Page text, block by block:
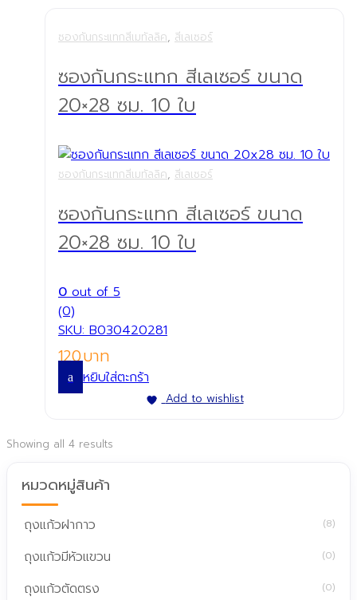
ซองกันกระแทกสีเมทัลลิค, สีเลเซอร์
ซองกันกระแทก สีเลเซอร์ ขนาด
20×28 ซม. 10 ใบ
ซองกันกระแทกสีเมทัลลิค, สีเลเซอร์
ซองกันกระแทก สีเลเซอร์ ขนาด
20×28 ซม. 10 ใบ
0out of 5
(0)
SKU: B030420281
120
หยิบใส่ตะกร้า
Add to wishlist
Showing all 4 results
หมวดหมู่สินค้า
ถุงแก้วฝากาว (8)
ถุงแก้วมีหัวแขวน (0)
ถุงแก้วตัดตรง (0)